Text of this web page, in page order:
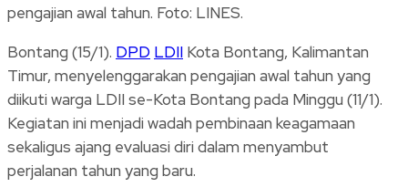
pengajian awal tahun. Foto: LINES.
Bontang (15/1). DPD LDII Kota Bontang, Kalimantan
Timur, menyelenggarakan pengajian awal tahun yang
diikuti warga LDII se-Kota Bontang pada Minggu (11/1).
Kegiatan ini menjadi wadah pembinaan keagamaan
sekaligus ajang evaluasi diri dalam menyambut
perjalanan tahun yang baru.